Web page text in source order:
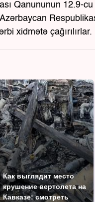
Qanununun 12.9-cu
xidmətə çağırılırlar.
Как выглядит место
крушение вертолета на
Кавказе: смотреть